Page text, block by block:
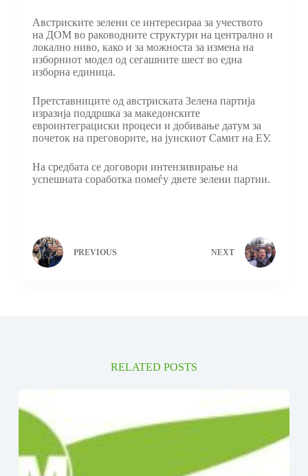
Австриските зелени се интересираа за учеството
на ДОМ во раководните структури на централно и
локално ниво, како и за можноста за измена на
изборниот модел од сегашните шест во една
изборна единица.
Претставниците од австриската Зелена партија
изразија поддршка за македонските
евроинтеграциски процеси и добивање датум за
почеток на преговорите, на јунскиот Самит на ЕУ.
На средбата се договори интензивирање на
успешната соработка помеѓу двете зелени партии.
PREVIOUS NEXT
RELATED POSTS